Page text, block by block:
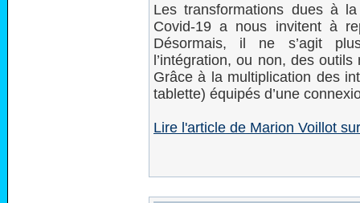
Les transformations dues à
Covid-19 a nous invitent à
Désormais, il ne s’agit
l’intégration, ou non, des
Grâce à la multiplication des
tablette) équipés d’une
Lire l'article de Marion Voillot